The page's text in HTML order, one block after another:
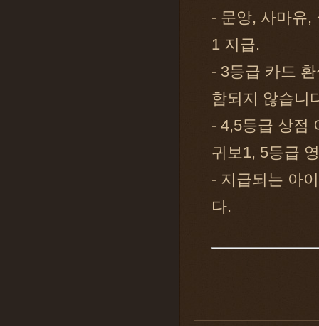
- 문앙, 사마유,
1 지급.
- 3등급 카드
함되지 않습니
- 4,5등급 상점
귀보1, 5등급
- 지급되는 아
다.